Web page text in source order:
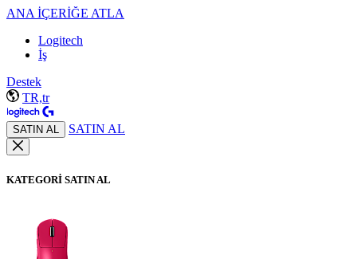
ANA İÇERİĞE ATLA
Logitech
İş
Destek
TR,tr
SATIN AL SATIN AL
KATEGORİ SATIN AL